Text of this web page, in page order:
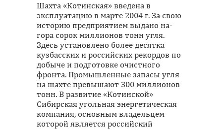
Шахта «Котинская» введена в
эксплуатацию в марте 2004 г. За свою
историю предприятием выдано на-
гора сорок миллионов тонн угля.
Здесь установлено более десятка
кузбасских и российских рекордов по
добыче и подготовке очистного
фронта. Промышленные запасы угля
на шахте превышают 300 миллионов
тонн. В развитие «Котинской»
Сибирская угольная энергетическая
компания, основным владельцем
которой является российский